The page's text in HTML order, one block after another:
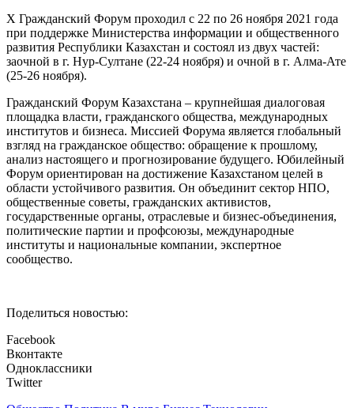
Х Гражданский Форум проходил с 22 по 26 ноября 2021 года
при поддержке Министерства информации и общественного
развития Республики Казахстан и состоял из двух частей:
заочной в г. Нур-Султане (22-24 ноября) и очной в г. Алма-Ате
(25-26 ноября).
Гражданский Форум Казахстана – крупнейшая диалоговая
площадка власти, гражданского общества, международных
институтов и бизнеса. Миссией Форума является глобальный
взгляд на гражданское общество: обращение к прошлому,
анализ настоящего и прогнозирование будущего. Юбилейный
Форум ориентирован на достижение Казахстаном целей в
области устойчивого развития. Он объединит сектор НПО,
общественные советы, гражданских активистов,
государственные органы, отраслевые и бизнес-объединения,
политические партии и профсоюзы, международные
институты и национальные компании, экспертное
сообщество.
Поделиться новостью:
Facebook
Вконтакте
Одноклассники
Twitter